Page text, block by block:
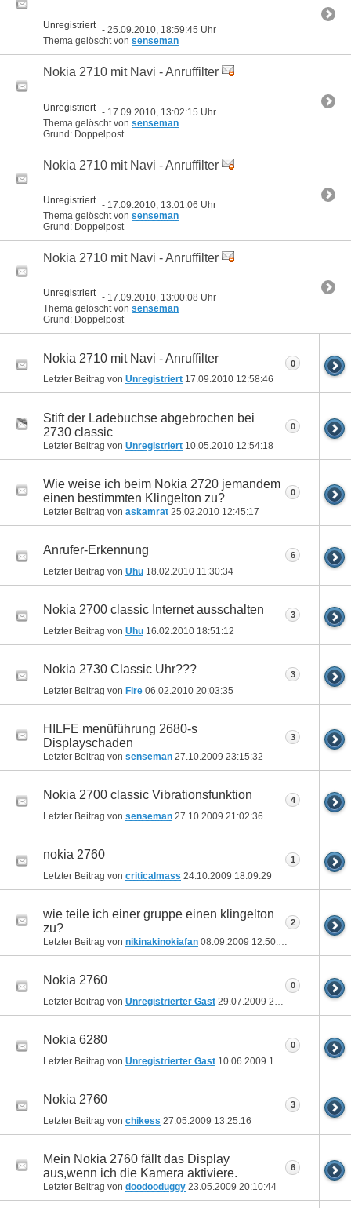
Unregistriert - 25.09.2010, 18:59:45 Uhr
Thema gelöscht von senseman
Nokia 2710 mit Navi - Anruffilter
Unregistriert - 17.09.2010, 13:02:15 Uhr
Thema gelöscht von senseman
Grund: Doppelpost
Nokia 2710 mit Navi - Anruffilter
Unregistriert - 17.09.2010, 13:01:06 Uhr
Thema gelöscht von senseman
Grund: Doppelpost
Nokia 2710 mit Navi - Anruffilter
Unregistriert - 17.09.2010, 13:00:08 Uhr
Thema gelöscht von senseman
Grund: Doppelpost
Nokia 2710 mit Navi - Anruffilter
Letzter Beitrag von Unregistriert 17.09.2010 12:58:46
0
Stift der Ladebuchse abgebrochen bei
2730 classic
Letzter Beitrag von Unregistriert 10.05.2010 12:54:18
0
Wie weise ich beim Nokia 2720 jemandem
einen bestimmten Klingelton zu?
Letzter Beitrag von askamrat 25.02.2010 12:45:17
0
Anrufer-Erkennung
Letzter Beitrag von Uhu 18.02.2010 11:30:34
6
Nokia 2700 classic Internet ausschalten
Letzter Beitrag von Uhu 16.02.2010 18:51:12
3
Nokia 2730 Classic Uhr???
Letzter Beitrag von Fire 06.02.2010 20:03:35
3
HILFE menüführung 2680-s
Displayschaden
Letzter Beitrag von senseman 27.10.2009 23:15:32
3
Nokia 2700 classic Vibrationsfunktion
Letzter Beitrag von senseman 27.10.2009 21:02:36
4
nokia 2760
Letzter Beitrag von criticalmass 24.10.2009 18:09:29
1
wie teile ich einer gruppe einen klingelton
zu?
Letzter Beitrag von nikinakinokiafan 08.09.2009 12:50:30
2
Nokia 2760
Letzter Beitrag von Unregistrierter Gast 29.07.2009 23:47:15
0
Nokia 6280
Letzter Beitrag von Unregistrierter Gast 10.06.2009 15:29:21
0
Nokia 2760
Letzter Beitrag von chikess 27.05.2009 13:25:16
3
Mein Nokia 2760 fällt das Display
aus,wenn ich die Kamera aktiviere.
Letzter Beitrag von doodooduggy 23.05.2009 20:10:44
6